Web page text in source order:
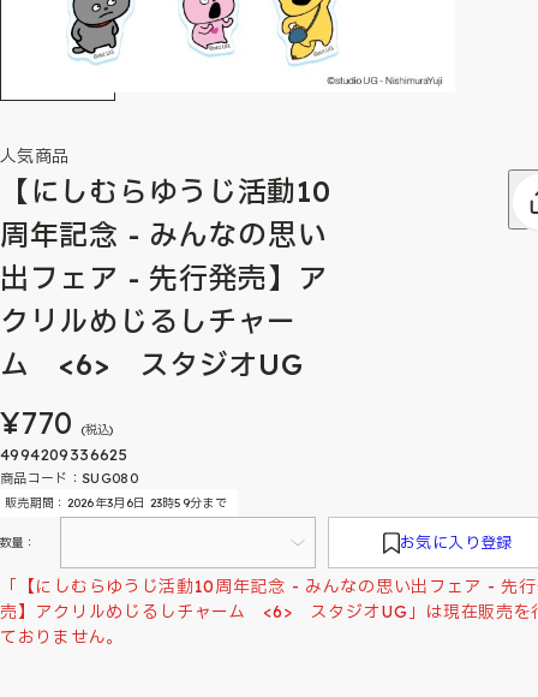
人気商品
【にしむらゆうじ活動10
周年記念 - みんなの思い
出フェア - 先行発売】ア
クリルめじるしチャー
ム <6> スタジオUG
¥770 (税込)
4994209336625
商品コード：SUG080
販売期間：2026年3月6日 23時59分まで
数量： お気に入り登録
「【にしむらゆうじ活動10周年記念 - みんなの思い出フェア - 先
売】アクリルめじるしチャーム <6> スタジオUG」は現在販売を
ておりません。